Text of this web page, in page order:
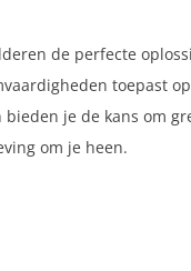
de perfecte
toepast op
je de kans om
om je heen.